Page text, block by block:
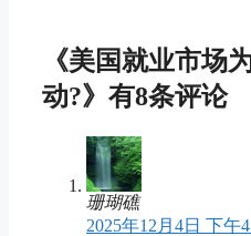
《美国就业市场
动?》有8条评论
珊瑚礁
2025年12月4日 下午